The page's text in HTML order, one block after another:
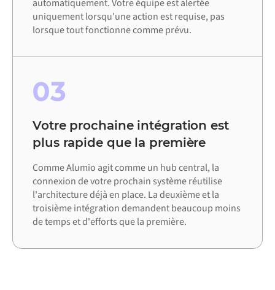
automatiquement. Votre équipe est alertée
uniquement lorsqu'une action est requise, pas
lorsque tout fonctionne comme prévu.
03
Votre prochaine intégration est
plus rapide que la première
Comme Alumio agit comme un hub central, la
connexion de votre prochain système réutilise
l'architecture déjà en place. La deuxième et la
troisième intégration demandent beaucoup moins
de temps et d'efforts que la première.